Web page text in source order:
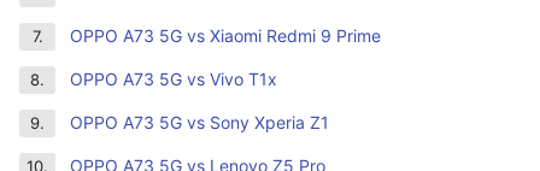
7. OPPO A73 5G vs Xiaomi Redmi 9 Prime
8. OPPO A73 5G vs Vivo T1x
9. OPPO A73 5G vs Sony Xperia Z1
10. OPPO A73 5G vs Lenovo Z5 Pro